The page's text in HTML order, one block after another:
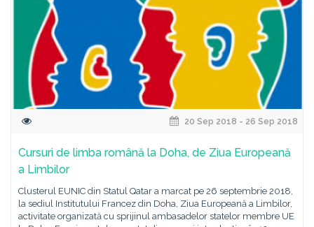
20 Sep 2018 - 26 Sep 2018
Cursuri de limba română la Doha, de Ziua Europeană
a Limbilor
Clusterul EUNIC din Statul Qatar a marcat pe 26 septembrie 2018,
la sediul Institutului Francez din Doha, Ziua Europeană a Limbilor,
activitate organizată cu sprijinul ambasadelor statelor membre UE